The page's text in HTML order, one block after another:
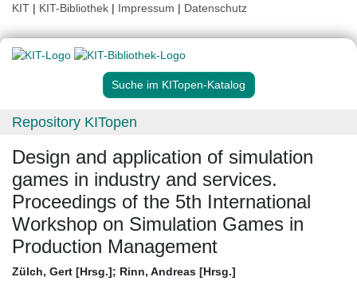
KIT | KIT-Bibliothek | Impressum | Datenschutz
Suche im KITopen-Katalog
Repository KITopen
Design and application of simulation
games in industry and services.
Proceedings of the 5th International
Workshop on Simulation Games in
Production Management
Zülch, Gert [Hrsg.]; Rinn, Andreas [Hrsg.]